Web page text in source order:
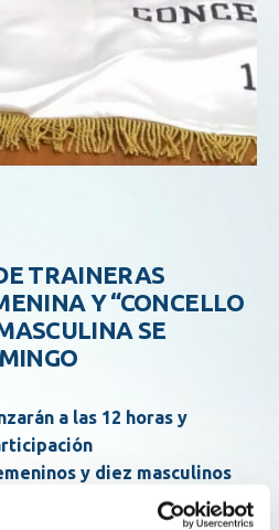
TRAINERAS
Y “CONCELLO
SE
y diez masculinos